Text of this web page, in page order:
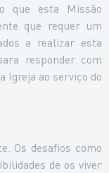
que esta Missão
que requer um
a realizar esta
responder com
Igreja ao serviço do
Os desafios como
de os viver